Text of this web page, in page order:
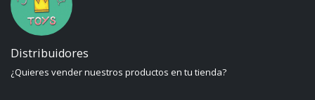
Distribuidores
¿Quieres vender nuestros productos en tu tienda?